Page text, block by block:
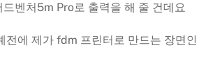
드벤처5m Pro로 출력을 해 줄 건데요
전에 제가 fdm 프린터로 만드는 장면인